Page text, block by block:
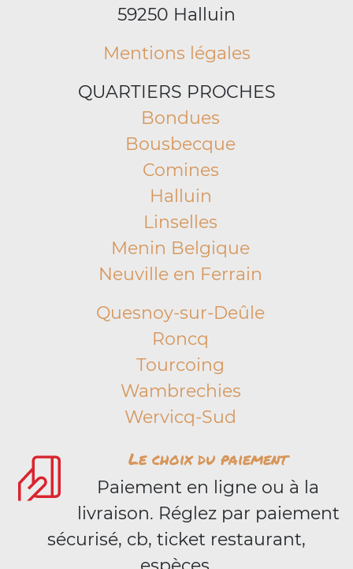
59250 Halluin
Mentions légales
QUARTIERS PROCHES
Bondues
Bousbecque
Comines
Halluin
Linselles
Menin Belgique
Neuville en Ferrain
Quesnoy-sur-Deûle
Roncq
Tourcoing
Wambrechies
Wervicq-Sud
Le choix du paiement
Paiement en ligne ou à la
livraison. Réglez par paiement
sécurisé, cb, ticket restaurant,